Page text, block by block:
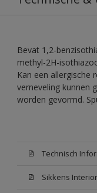
Bevat 1,2-
methyl-2H-
Kan een allergische
verneveling kunnen
worden gevormd.
Technisch